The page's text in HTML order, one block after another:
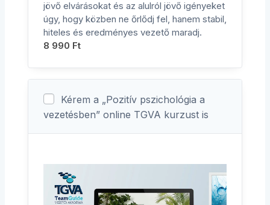
jövő elvárásokat és az alulról jövő igényeket
úgy, hogy közben ne őrlődj fel, hanem stabil,
hiteles és eredményes vezető maradj.
8 990 Ft
Kérem a „Pozitív pszichológia a
vezetésben” online TGVA kurzust is